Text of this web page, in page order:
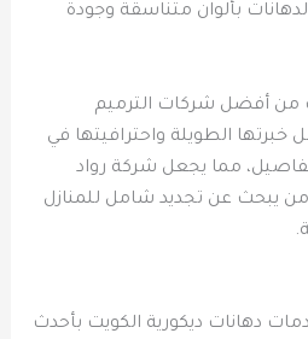
بألوان متناسقة وجودة
من أفضل شركات الترميم
خبرتها الطويلة واحترافيتها في
مما يجعل شركة رواد
من يبحث عن تجديد شامل للمنازل
دهانات ديكورية الكويت بأحدث